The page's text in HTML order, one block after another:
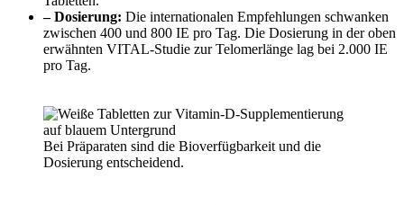
– Dosierung: Die internationalen Empfehlungen schwanken
zwischen 400 und 800 IE pro Tag. Die Dosierung in der oben
erwähnten VITAL-Studie zur Telomerlänge lag bei 2.000 IE
pro Tag.
Bei Präparaten sind die Bioverfügbarkeit und die
Dosierung entscheidend.